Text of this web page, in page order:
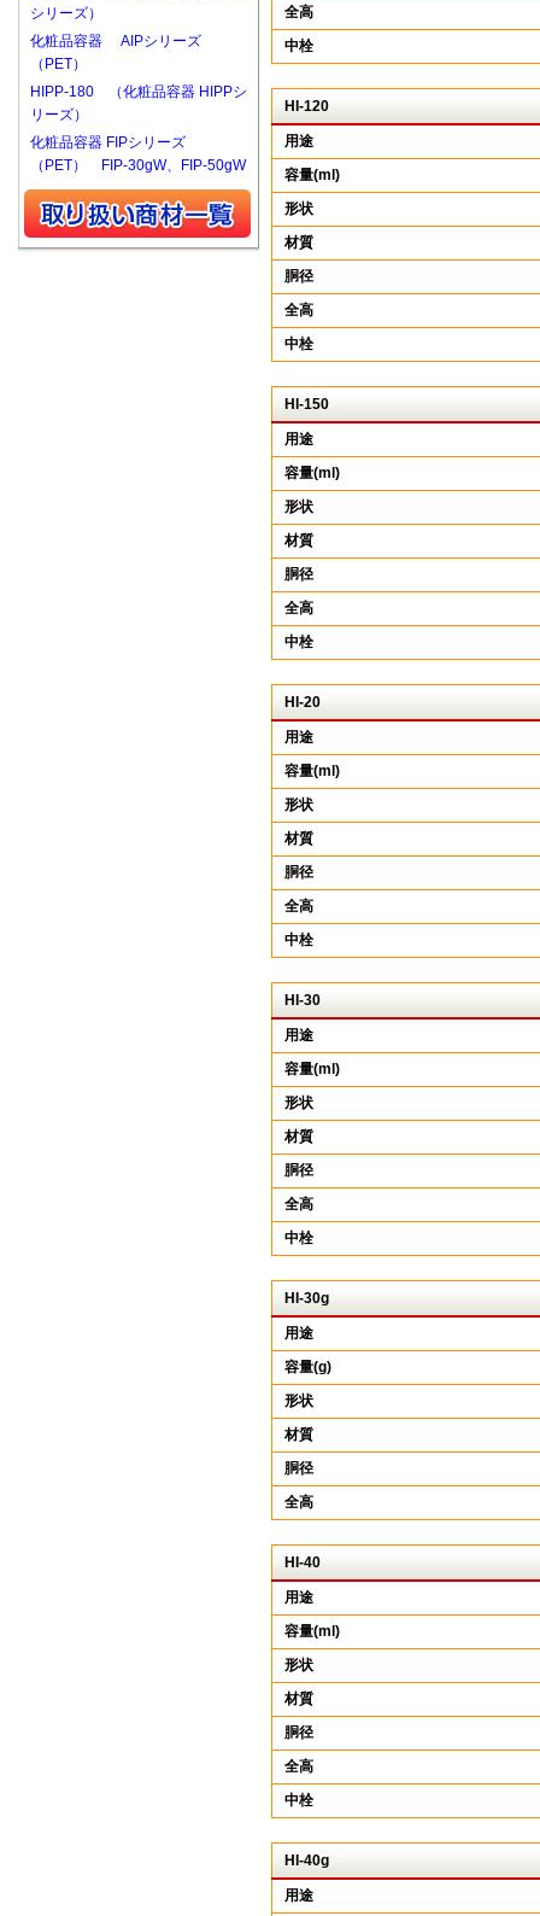
全高
中栓
HI-120
用途
容量(ml)
形状
材質
胴径
全高
中栓
HI-150
用途
容量(ml)
形状
材質
胴径
全高
中栓
HI-20
用途
容量(ml)
形状
材質
胴径
全高
中栓
HI-30
用途
容量(ml)
形状
材質
胴径
全高
中栓
HI-30g
用途
容量(g)
形状
材質
胴径
全高
HI-40
用途
容量(ml)
形状
材質
胴径
全高
中栓
HI-40g
用途
シリーズ）
化粧品容器 AIPシリーズ
（PET）
HIPP-180 （化粧品容器 HIPPシ
リーズ）
化粧品容器 FIPシリーズ
（PET） FIP-30gW、FIP-50gW